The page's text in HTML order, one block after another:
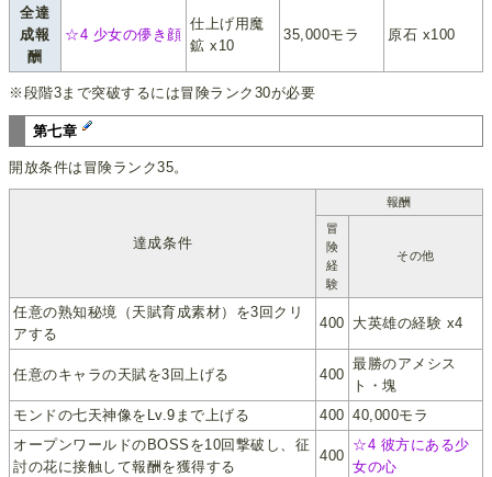
全達
成報
酬
☆4 少女の儚き顔
仕上げ用魔
鉱 x10
35,000モラ 原石 x100
※段階3まで突破するには冒険ランク30が必要
第七章
開放条件は冒険ランク35。
達成条件
報酬
冒
険
経
験
その他
任意の熟知秘境（天賦育成素材）を3回クリ
アする
400 大英雄の経験 x4
任意のキャラの天賦を3回上げる 400
最勝のアメシス
ト・塊
モンドの七天神像をLv.9まで上げる
400 40,000モラ
オープンワールドのBOSSを10回撃破し、征
討の花に接触して報酬を獲得する
400
☆4 彼方にある少
女の心